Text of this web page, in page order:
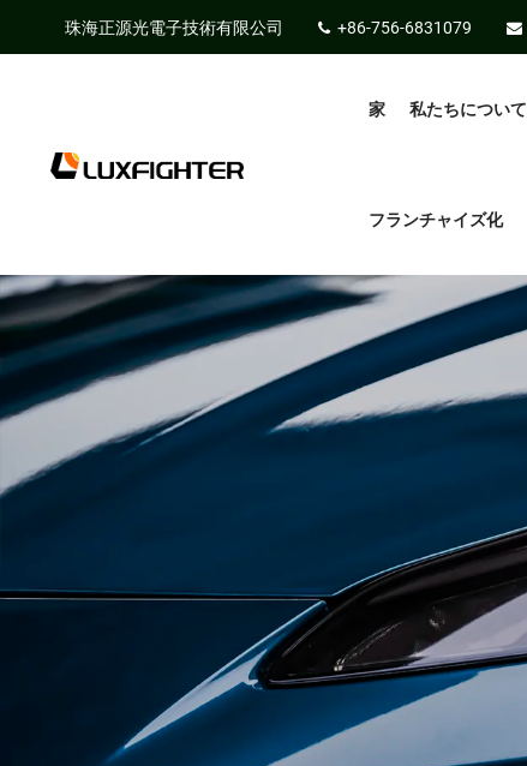
珠海正源光電子技術有限公司 +86-756-6831079
家 私たちについて
フランチャイズ化